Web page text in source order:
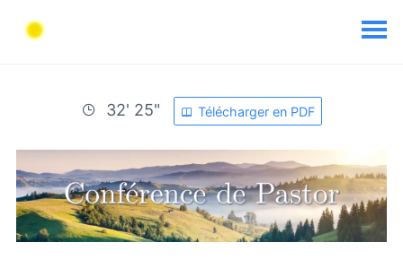
32' 25" Télécharger en PDF